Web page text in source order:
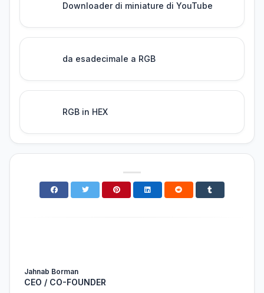
Downloader di miniature di YouTube
da esadecimale a RGB
RGB in HEX
Jahnab Borman
CEO / CO-FOUNDER